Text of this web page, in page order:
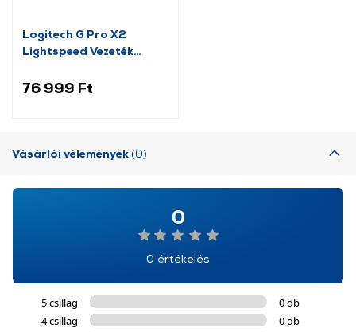
Logitech G Pro X2
Lightspeed Vezeték
(981-001269)
76 999 Ft
Vásárlói vélemények(0)
0
0 értékelés
5 csillag
0 db
4 csillag
0 db